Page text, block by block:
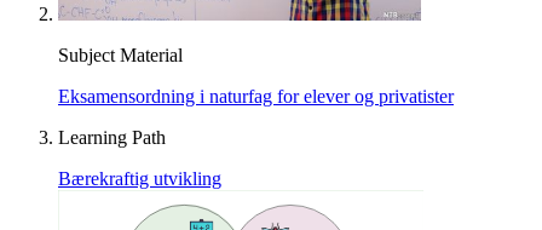
Subject Material
Eksamensordning i naturfag for elever og privatister
Learning Path
Bærekraftig utvikling